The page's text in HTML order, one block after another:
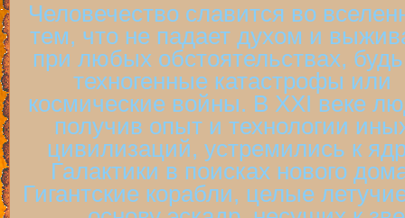
Человечество славится во
тем, что не падает духом и
при любых обстоятельствах,
техногенные катастрофы или
космические войны. В XXI веке
получив опыт и технологии
цивилизаций, устремились к
Галактики в поисках нового
Гигантские корабли, целые